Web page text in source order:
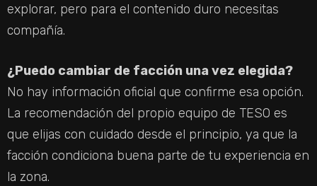
explorar, pero para el contenido duro necesitas
compañía.
¿Puedo cambiar de facción una vez elegida?
No hay información oficial que confirme esa opción.
La recomendación del propio equipo de TESO es
que elijas con cuidado desde el principio, ya que la
facción condiciona buena parte de tu experiencia en
la zona.